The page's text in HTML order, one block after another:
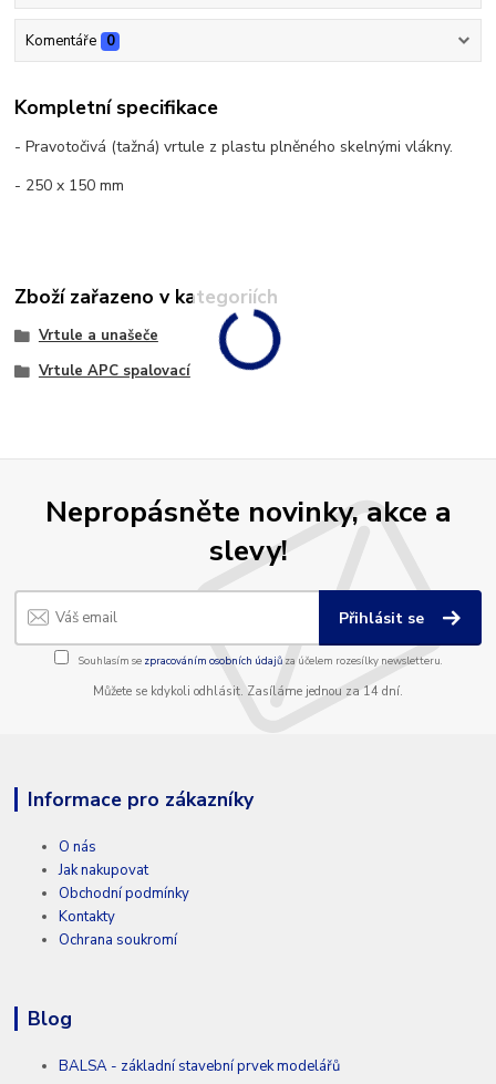
Komentáře 0
Kompletní specifikace
- Pravotočivá (tažná) vrtule z plastu plněného skelnými vlákny.
- 250 x 150 mm
Zboží zařazeno v kategoriích
Vrtule a unašeče
Vrtule APC spalovací
Nepropásněte novinky, akce a
slevy!
Přihlásit se
Souhlasím se zpracováním osobních údajůza účelem rozesílky newsletteru.
Můžete se kdykoli odhlásit. Zasíláme jednou za 14 dní.
Informace pro zákazníky
O nás
Jak nakupovat
Obchodní podmínky
Kontakty
Ochrana soukromí
Blog
BALSA - základní stavební prvek modelářů